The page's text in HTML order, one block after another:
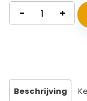
Waterdicht
Koudschuim
- +
Beschrijving